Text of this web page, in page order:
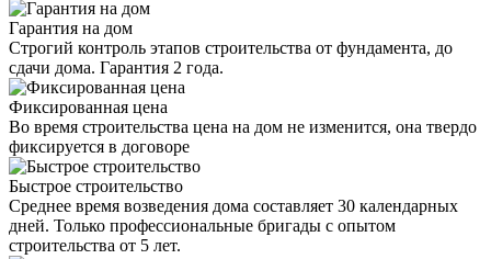
Гарантия на дом
Строгий контроль этапов строительства от фундамента, до
сдачи дома. Гарантия 2 года.
Фиксированная цена
Во время строительства цена на дом не изменится, она твердо
фиксируется в договоре
Быстрое строительство
Среднее время возведения дома составляет 30 календарных
дней. Только профессиональные бригады с опытом
строительства от 5 лет.